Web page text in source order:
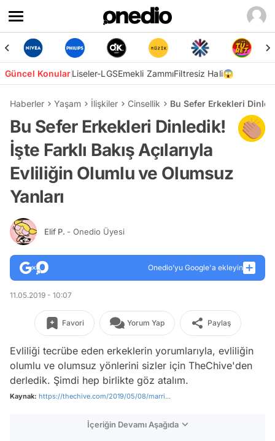
Güncel KonularLiseler-LGSEmekli ZammıFiltresiz Hali😱
Haberler Yaşam İlişkiler Cinsellik Bu Sefer Erkekleri
Bu Sefer Erkekleri Dinledik!
İşte Farklı Bakış Açılarıyla
Evliliğin Olumlu ve Olumsuz
Yanları
Elif P. - Onedio Üyesi
Onedio’yu Google'a ekleyin
11.05.2019 - 10:07
Favori Yorum Yap Paylaş
Evliliği tecrübe eden erkeklerin yorumlarıyla, evliliğin
olumlu ve olumsuz yönlerini sizler için TheChive'den
derledik. Şimdi hep birlikte göz atalım.
Kaynak: https://thechive.com/2019/05/08/marri...
İçeriğin Devamı Aşağıda